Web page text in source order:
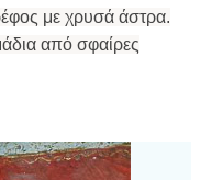
με χρυσά άστρα.
από σφαίρες